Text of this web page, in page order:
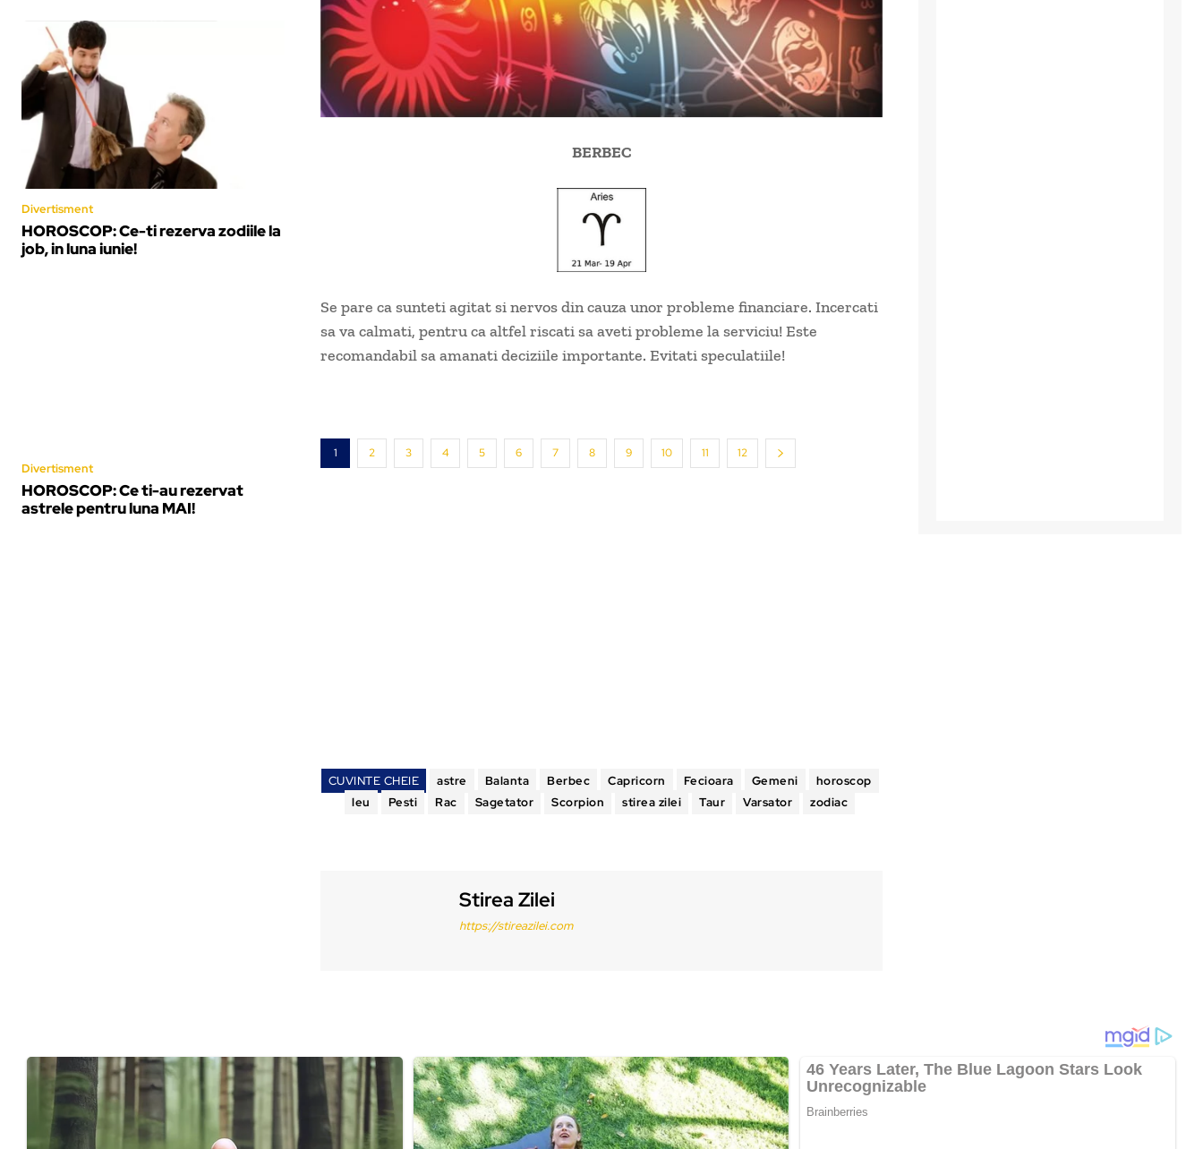
Divertisment
HOROSCOP: Ce-ti rezerva zodiile la
job, in luna iunie!
Divertisment
HOROSCOP: Ce ti-au rezervat
astrele pentru luna MAI!
BERBEC
Se pare ca sunteti agitat si nervos din cauza unor probleme financiare. Incercati
sa va calmati, pentru ca altfel riscati sa aveti probleme la serviciu! Este
recomandabil sa amanati deciziile importante. Evitati speculatiile!
1 2 3 4 5 6 7 8 9 10 11 12
CUVINTE CHEIE astre Balanta Berbec Capricorn Fecioara Gemeni
horoscop
leu
Pesti Rac Sagetator Scorpion stirea zilei Taur Varsator zodiac
Stirea Zilei
https://stireazilei.com